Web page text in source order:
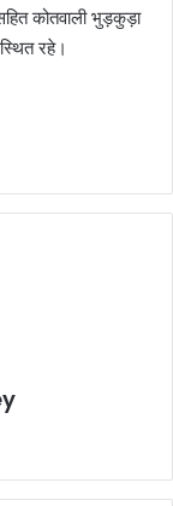
कोतवाली भुड़कुड़ा
रहे।